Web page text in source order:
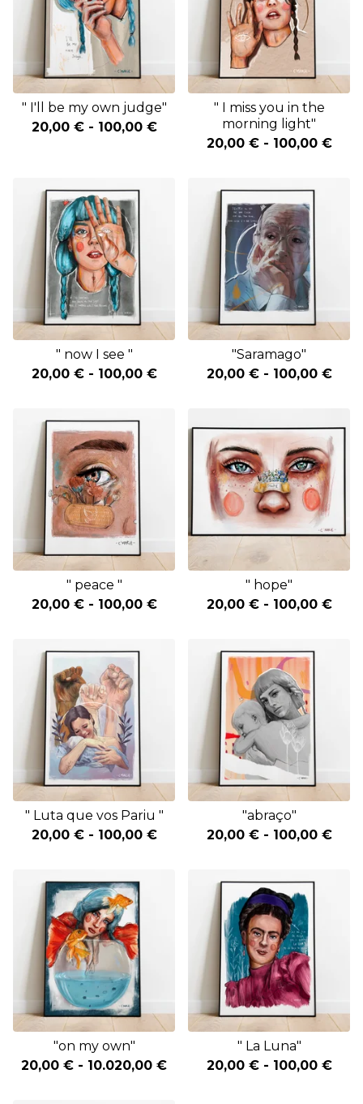
" I'll be my own judge"
20,00 €- 100,00 €
" I miss you in the
morning light"
20,00 €- 100,00 €
" now I see "
20,00 €- 100,00 €
"Saramago"
20,00 €- 100,00 €
" peace "
20,00 €- 100,00 €
" hope"
20,00 €- 100,00 €
" Luta que vos Pariu "
20,00 €- 100,00 €
"abraço"
20,00 €- 100,00 €
"on my own"
20,00 € - 10.020,00 €
" La Luna"
20,00 €- 100,00 €